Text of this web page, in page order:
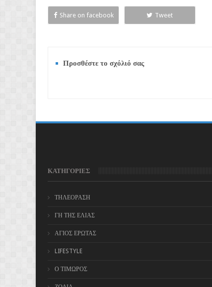
Share on facebook Tweet
Προσθέστε το σχόλιό σας
ΚΑΤΗΓΟΡΙΕΣ
ΤΗΛΕΟΡΑΣΗ
ΓΗ ΤΗΣ ΕΛΙΑΣ
ΑΓΙΟΣ ΕΡΩΤΑΣ
LIFESTYLE
Ο ΤΙΜΩΡΟΣ